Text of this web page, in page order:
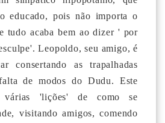
educado, pois não importa o
tudo acaba bem ao dizer ' por
Leopoldo, seu amigo, é
consertando as trapalhadas
de modos do Dudu. Este
'lições' de como se
visitando amigos, comendo